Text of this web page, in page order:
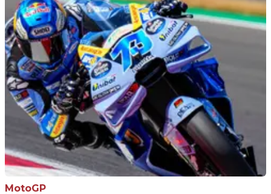
MotoGP